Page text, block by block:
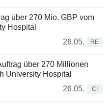
über 270 Mio. GBP vom
Hospital
26.05.
RE
über 270 Millionen
University Hospital
26.05.
CI